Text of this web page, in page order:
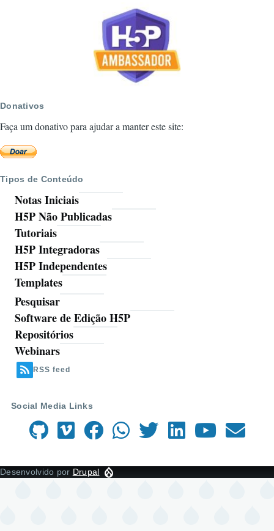
Donativos
Faça um donativo para ajudar a manter este site:
Tipos de Conteúdo
Notas Iniciais
H5P Não Publicadas
Tutoriais
H5P Integradoras
H5P Independentes
Templates
Ferramentas
Pesquisar
Software de Edição H5P
Repositórios
Webinars
RSS feed
Social Media Links
Desenvolvido por Drupal